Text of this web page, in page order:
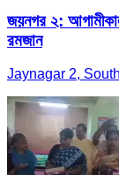
জয়নগর ২:
রমজান
Jaynagar 2,